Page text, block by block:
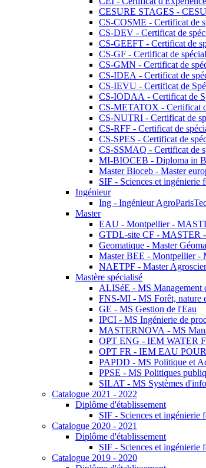
CESURE STAGES -
CS-COSME - Certificat de
CS-DEV - Certificat de
CS-GEEFT - Certificat de
CS-GF - Certificat de
CS-GMN - Certificat de
CS-IDEA - Certificat de
CS-IEVU - Certificat de
CS-IODAA - Certificat de
CS-METATOX - Certificat
CS-NUTRI - Certificat de
CS-RFF - Certificat de
CS-SPES - Certificat de
CS-SSMAQ - Certificat de
MI-BIOCEB - Diploma in
Master Bioceb - Master
SIF - Sciences et ingénierie
Ingénieur
Ing - Ingénieur
Master
EAU - Montpellier -
GTDL-site CF - MASTER
Geomatique - Master
Master BEE - Montpellier -
NAETPF - Master
Mastère spécialisé
ALISéE - MS Management
FNS-MI - MS Forêt, nature
GE - MS Gestion de l'Eau
IPCI - MS Ingénierie de
MASTERNOVA - MS
OPT ENG - IEM WATER
OPT FR - IEM EAU
PAPDD - MS Politique et
PPSE - MS Politiques
SILAT - MS Systèmes
Catalogue 2021 - 2022
Diplôme d'établissement
SIF - Sciences et ingénierie
Catalogue 2020 - 2021
Diplôme d'établissement
SIF - Sciences et ingénierie
Catalogue 2019 - 2020